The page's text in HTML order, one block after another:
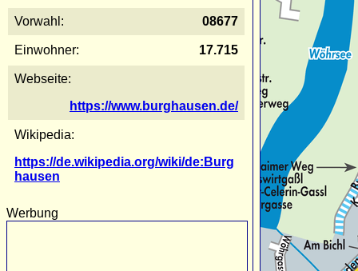
Vorwahl: 08677
Einwohner: 17.715
Webseite:
https://www.burghausen.de/
Wikipedia:
https://de.wikipedia.org/wiki/de:Burg
hausen
Werbung